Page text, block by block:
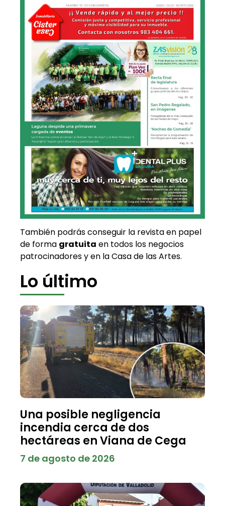
También podrás conseguir la revista en papel
de forma gratuita en todos los negocios
patrocinadores y en la Casa de las Artes.
Lo último
Una posible negligencia
incendia cerca de dos
hectáreas en Viana de Cega
7 de agosto de 2026